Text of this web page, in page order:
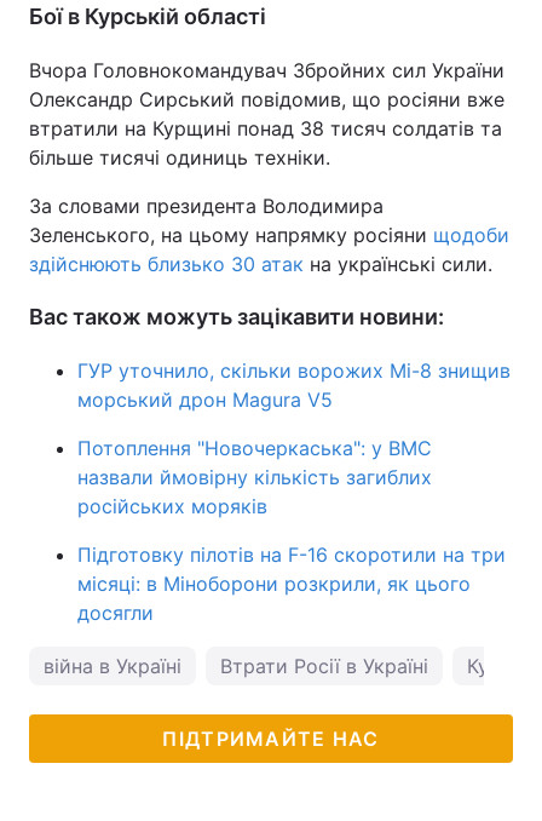
Послуги
Тема оформлення
Бої в Курській області
Вчора Головнокомандувач Збройних сил України
Олександр Сирський повідомив, що росіяни вже
втратили на Курщині понад 38 тисяч солдатів та
більше тисячі одиниць техніки.
За словами президента Володимира
Зеленського, на цьому напрямку росіяни щодоби
здійснюють близько 30 атак на українські сили.
Вас також можуть зацікавити новини:
ГУР уточнило, скільки ворожих Мі-8 знищив
морський дрон Magura V5
Потоплення "Новочеркаська": у ВМС
назвали ймовірну кількість загиблих
російських моряків
Підготовку пілотів на F-16 скоротили на три
місяці: в Міноборони розкрили, як цього
досягли
війна в Україні Втрати Росії в Україні Курськ
ПІДТРИМАЙТЕ НАС